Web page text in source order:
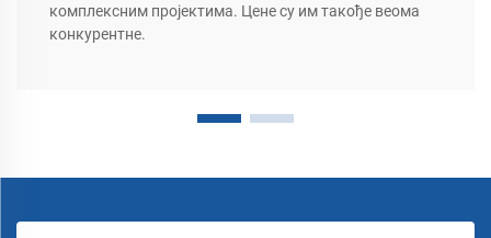
комплексним пројектима. Цене су им такође веома
конкурентне.